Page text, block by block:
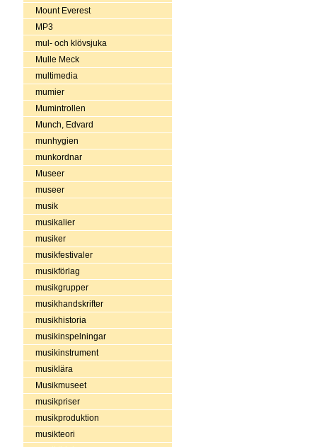
Mount Everest
MP3
mul- och klövsjuka
Mulle Meck
multimedia
mumier
Mumintrollen
Munch, Edvard
munhygien
munkordnar
Museer
museer
musik
musikalier
musiker
musikfestivaler
musikförlag
musikgrupper
musikhandskrifter
musikhistoria
musikinspelningar
musikinstrument
musiklära
Musikmuseet
musikpriser
musikproduktion
musikteori